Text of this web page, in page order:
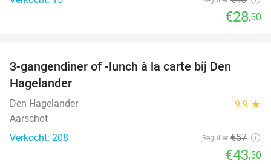
€28,50
3-gangendiner of -lunch à la carte bij Den
Hagelander
Den Hagelander 9.9 star
Aarschot
Verkocht: 208
Regulier €57
€43,50